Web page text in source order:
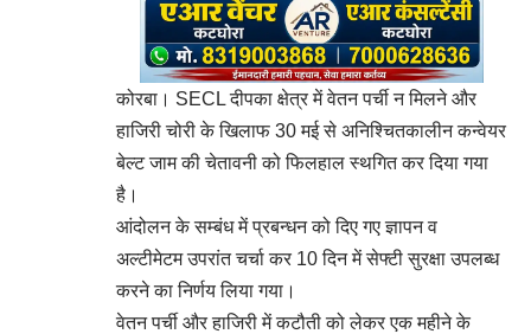
कोरबा। SECL दीपका क्षेत्र में वेतन पर्ची न मिलने और
हाजिरी चोरी के खिलाफ 30 मई से अनिश्चितकालीन कन्वेयर
बेल्ट जाम की चेतावनी को फिलहाल स्थगित कर दिया गया
है।
आंदोलन के सम्बंध में प्रबन्धन को दिए गए ज्ञापन व
अल्टीमेटम उपरांत चर्चा कर 10 दिन में सेफ्टी सुरक्षा उपलब्ध
करने का निर्णय लिया गया।
वेतन पर्ची और हाजिरी में कटौती को लेकर एक महीने के